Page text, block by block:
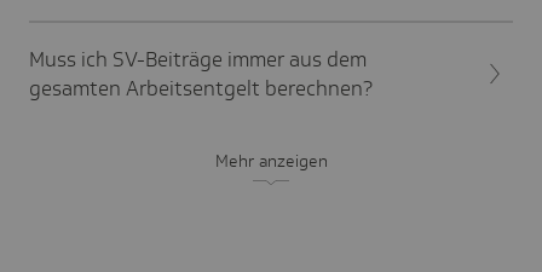
Muss ich SV-Beiträge immer aus dem
gesamten Arbeitsentgelt berechnen?
Mehr anzeigen